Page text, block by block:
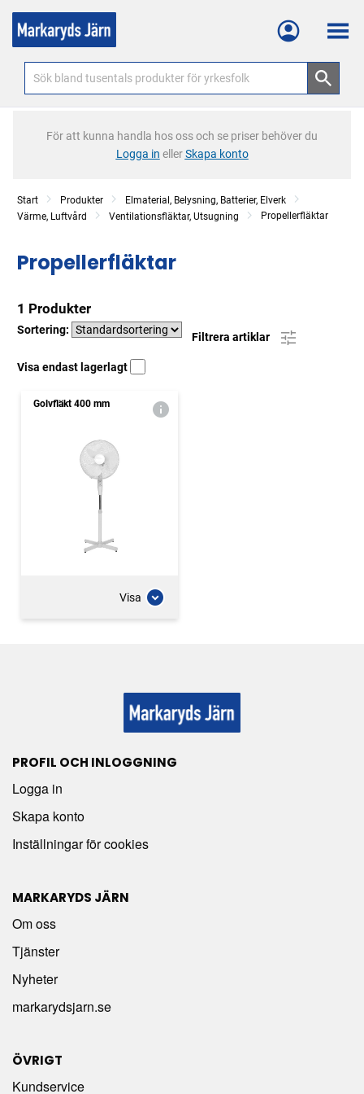
Meny
För att kunna handla hos oss och se priser behöver du
Logga in ellerSkapa konto
Start Produkter
Elmaterial, Belysning, Batterier, Elverk
Värme, Luftvård
Ventilationsfläktar, Utsugning Propellerfläktar
Propellerfläktar
1 Produkter
Sortering:
Filtrera artiklar
Visa endast lagerlagt
Golvfläkt 400 mm
Visa
PROFIL OCH INLOGGNING
Logga in
Skapa konto
Inställningar för cookies
MARKARYDS JÄRN
Om oss
Tjänster
Nyheter
markarydsjarn.se
ÖVRIGT
Kundservice